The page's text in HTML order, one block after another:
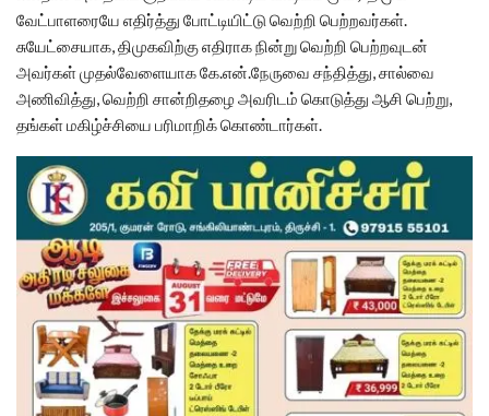
வேட்பாளரையே எதிர்த்து போட்டியிட்டு வெற்றி பெற்றவர்கள்.
சுயேட்சையாக, திமுகவிற்கு எதிராக நின்று வெற்றி பெற்றவுடன்
அவர்கள் முதல்வேளையாக கே.என்.நேருவை சந்தித்து, சால்வை
அணிவித்து, வெற்றி சான்றிதழை அவரிடம் கொடுத்து ஆசி பெற்று,
தங்கள் மகிழ்ச்சியை பரிமாறிக் கொண்டார்கள்.